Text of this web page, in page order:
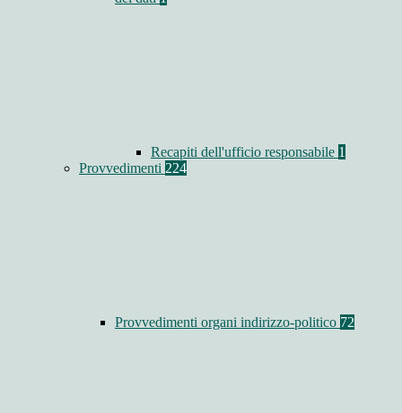
Recapiti dell'ufficio responsabile 1
Provvedimenti 224
Provvedimenti organi indirizzo-politico 72